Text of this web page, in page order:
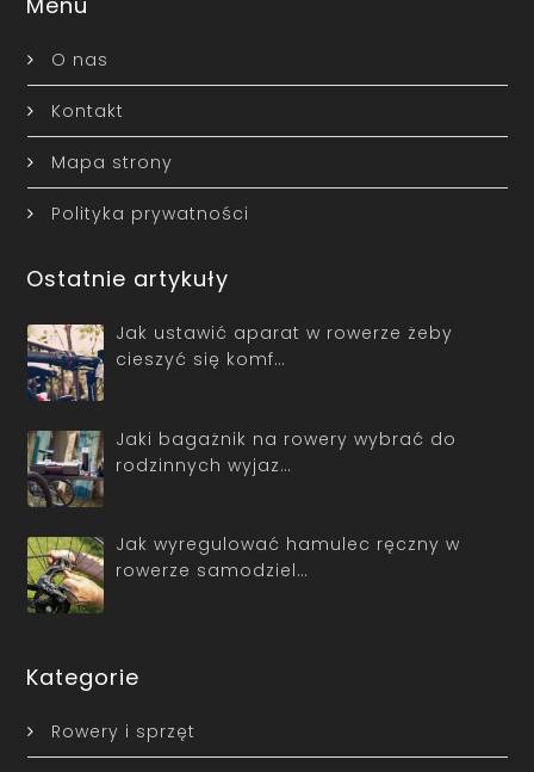
O nas
Kontakt
Mapa strony
Polityka prywatności
Ostatnie artykuły
Jak ustawić aparat w rowerze żeby
cieszyć się komf…
Jaki bagażnik na rowery wybrać do
rodzinnych wyjaz…
Jak wyregulować hamulec ręczny w
rowerze samodziel…
Kategorie
Rowery i sprzęt